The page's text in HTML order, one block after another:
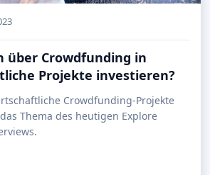
über Crowdfunding in
Projekte investieren?
Crowdfunding-Projekte
Thema des heutigen Explore